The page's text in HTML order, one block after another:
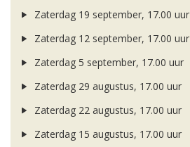
Zaterdag 19 september, 17.00 uur
Zaterdag 12 september, 17.00 uur
Zaterdag 5 september, 17.00 uur
Zaterdag 29 augustus, 17.00 uur
Zaterdag 22 augustus, 17.00 uur
Zaterdag 15 augustus, 17.00 uur